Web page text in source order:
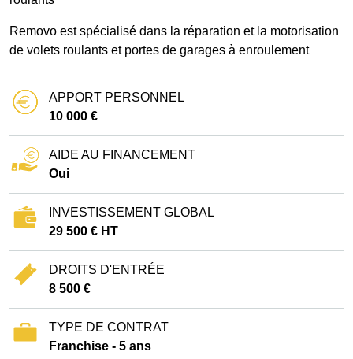
Removo est spécialisé dans la réparation et la motorisation
de volets roulants et portes de garages à enroulement
APPORT PERSONNEL
10 000 €
AIDE AU FINANCEMENT
Oui
INVESTISSEMENT GLOBAL
29 500 € HT
DROITS D'ENTRÉE
8 500 €
TYPE DE CONTRAT
Franchise - 5 ans